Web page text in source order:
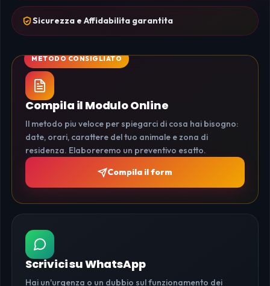
Sicurezza e Affidabilita garantita
Compila il Modulo Online
Il metodo piu veloce per spiegarci di cosa hai bisogno:
date, orari, carattere del tuo animale e zona di
residenza. Elaboreremo un preventivo esatto.
Compila il form
Scrivici su WhatsApp
Hai un'urgenza o un dubbio sul funzionamento dei